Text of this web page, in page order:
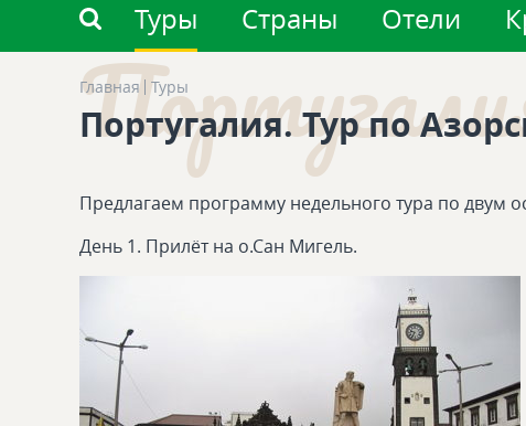
Туры Страны Отели
Главная Туры
Португалия. Тур по
Предлагаем программу недельного тура по двум
День 1. Прилёт на о.Сан Мигель.